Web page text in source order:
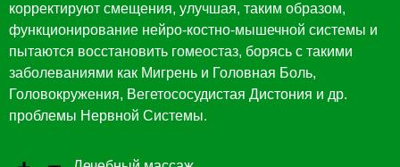
корректируют смещения, улучшая, таким образом,
функционирование нейро-костно-мышечной системы и
пытаются восстановить гомеостаз, борясь с такими
заболеваниями как Мигрень и Головная Боль,
Головокружения, Вегетососудистая Дистония и др.
проблемы Нервной Системы.